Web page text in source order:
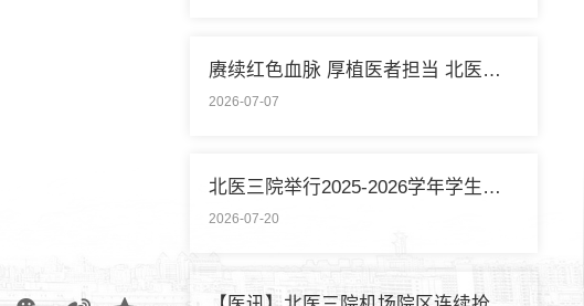
赓续红色血脉 厚植医者担当 北医三院开展庆祝中国共产党成立105周年系列活动
2026-07-07
北医三院举行2025-2026学年学生暑期社会实践启动仪式
2026-07-20